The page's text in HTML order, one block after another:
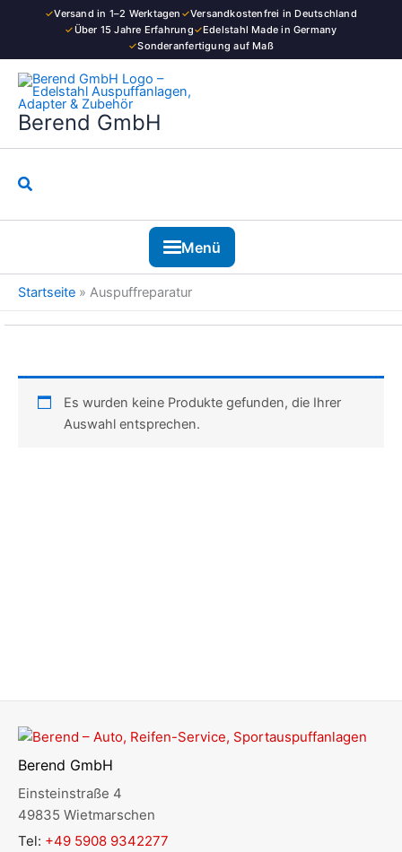
✓Versand in 1–2 Werktagen ✓Versandkostenfrei in Deutschland
✓Über 15 Jahre Erfahrung✓Edelstahl Made in Germany
✓Sonderanfertigung auf Maß
Berend GmbH
Suchen
Menü
Startseite » Auspuffreparatur
Es wurden keine Produkte gefunden, die Ihrer
Auswahl entsprechen.
Berend GmbH
Einsteinstraße 4
49835 Wietmarschen
Tel: +49 5908 9342277